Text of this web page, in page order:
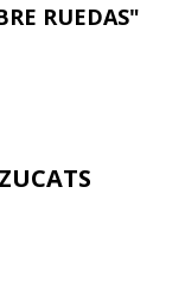
RUEDAS"